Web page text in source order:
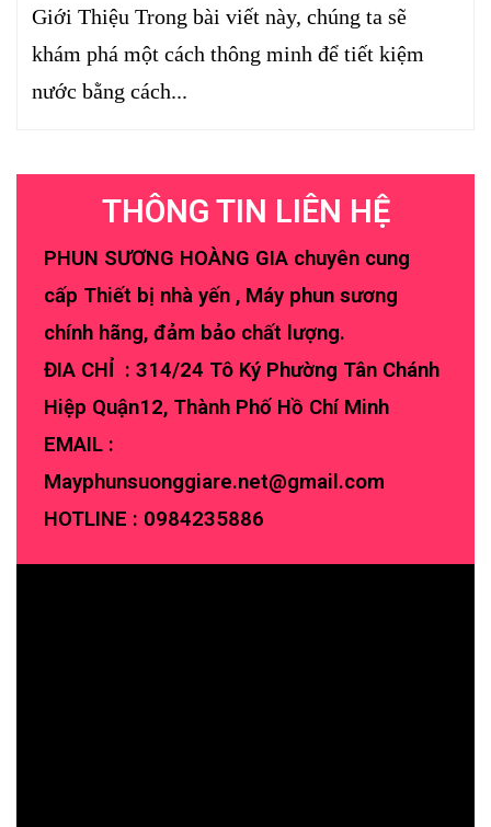
Giới Thiệu Trong bài viết này, chúng ta sẽ
khám phá một cách thông minh để tiết kiệm
nước bằng cách...
THÔNG TIN LIÊN HỆ
PHUN SƯƠNG HOÀNG GIA chuyên cung
cấp Thiết bị nhà yến , Máy phun sương
chính hãng, đảm bảo chất lượng.
ĐIA CHỈ : 314/24 Tô Ký Phường Tân Chánh
Hiệp Quận12, Thành Phố Hồ Chí Minh
EMAIL :
Mayphunsuonggiare.net@gmail.com
HOTLINE : 0984235886